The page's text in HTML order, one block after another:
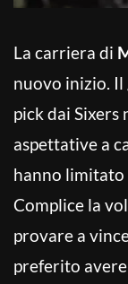
La carriera di
nuovo inizio.
pick dai Sixers
aspettative a
hanno limitato
Complice la
provare a
preferito